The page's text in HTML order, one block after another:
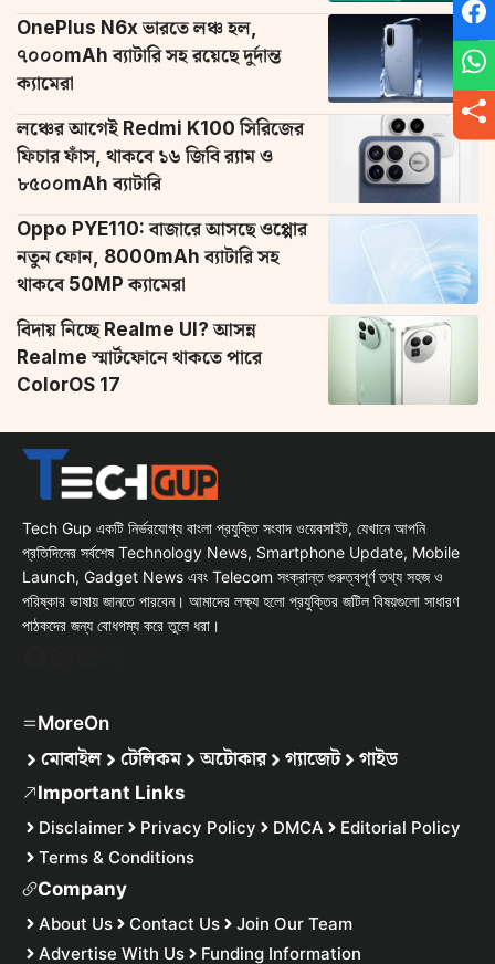
OnePlus N6x ভারতে লঞ্চ হল,
৭০০০mAh ব্যাটারি সহ রয়েছে দুর্দান্ত
ক্যামেরা
লঞ্চের আগেই Redmi K100 সিরিজের
ফিচার ফাঁস, থাকবে ১৬ জিবি র‌্যাম ও
৮৫০০mAh ব্যাটারি
Oppo PYE110: বাজারে আসছে ওপ্পোর
নতুন ফোন, 8000mAh ব্যাটারি সহ
থাকবে 50MP ক্যামেরা
বিদায় নিচ্ছে Realme UI? আসন্ন
Realme স্মার্টফোনে থাকতে পারে
ColorOS 17
Tech Gup একটি নির্ভরযোগ্য বাংলা প্রযুক্তি সংবাদ ওয়েবসাইট, যেখানে আপনি
প্রতিদিনের সর্বশেষ Technology News, Smartphone Update, Mobile
Launch, Gadget News এবং Telecom সংক্রান্ত গুরুত্বপূর্ণ তথ্য সহজ ও
পরিষ্কার ভাষায় জানতে পারবেন। আমাদের লক্ষ্য হলো প্রযুক্তির জটিল বিষয়গুলো সাধারণ
পাঠকদের জন্য বোধগম্য করে তুলে ধরা।
MoreOn
মোবাইল টেলিকম অটোকার গ্যাজেট গাইড
Important Links
Disclaimer Privacy Policy DMCA
Editorial Policy
Terms & Conditions
Company
About Us Contact Us
Join Our Team
Advertise With Us
Funding Information